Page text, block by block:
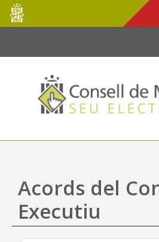
Salta al contingut principal
Consell
de
Mallorca
Acords del
Executiu